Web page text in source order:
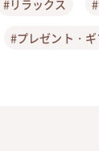
#リラックス
#プレゼント・ギ